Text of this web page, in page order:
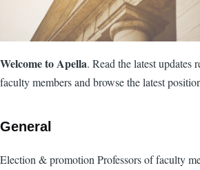
Welcome to Apella. Read the latest updates
faculty members and browse the latest
General
Election & promotion Professors of faculty